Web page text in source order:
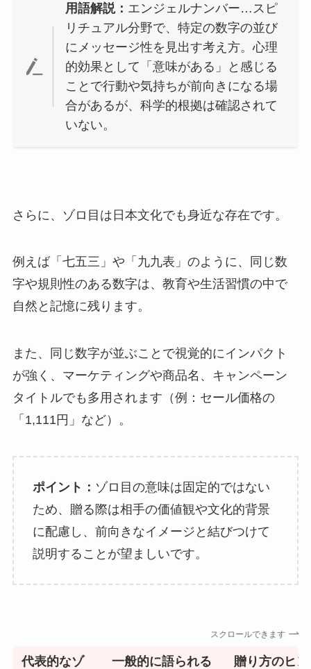
用語解説： エンジェルナンバー…スピ
リチュアル分野で、特定の数字の並び
にメッセージ性を見出す考え方。心理
的効果として「意味がある」と感じる
ことで行動や気持ちが前向きになる場
合があるが、科学的根拠は確認されて
いない。
さらに、ゾロ目は日本文化でも身近な存在です。
例えば「七五三」や「九九表」のように、同じ数
字や規則性のある数字は、教育や生活習慣の中で
自然と記憶に残ります。
また、同じ数字が並ぶことで視覚的にインパクト
が強く、マーケティングや商品名、キャンペーン
タイトルでも多用されます（例：セール価格の
「1,111円」など）。
ポイント： ゾロ目の意味は固定的ではない
ため、贈る際は相手の価値観や文化的背景
に配慮し、前向きなイメージと結びつけて
説明することが望ましいです。
スクロールできます
代表的なゾ
一般的に語られる
贈り方のヒ